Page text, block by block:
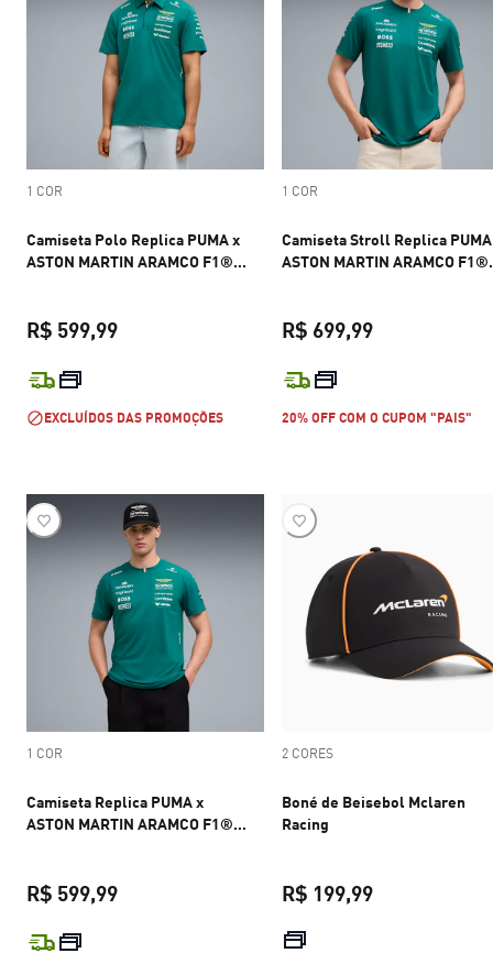
1 COR
Camiseta Polo Replica PUMA x
ASTON MARTIN ARAMCO F1®
R$ 599,99
preço atual R$ 599,99
EXCLUÍDOS DAS PROMOÇÕES
1 COR
Camiseta Stroll Replica
ASTON MARTIN ARAMCO F1®
R$ 699,99
20% OFF COM O CUPOM "PAIS"
1 COR
Camiseta Replica PUMA x
ASTON MARTIN ARAMCO F1®
R$ 599,99
preço atual R$ 599,99
2 CORES
Boné de Beisebol Mclaren
Racing
R$ 199,99